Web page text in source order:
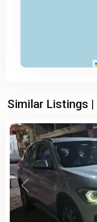
Previous